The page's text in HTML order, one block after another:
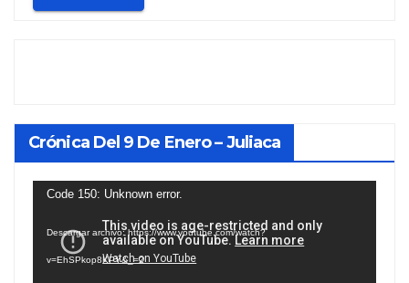
Crónica Del 9 De Enero – Juliaca
Reproductor
vídeo
Code 150: Unknown error.
Descargar archivo: https://www.youtube.com/watch?
v=EhSPkop8KPY&_=2